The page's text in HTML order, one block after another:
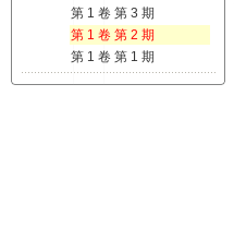
第 1 卷 第 3 期
第 1 卷 第 2 期
第 1 卷 第 1 期